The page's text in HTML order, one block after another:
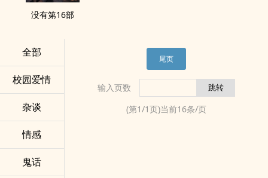
没有第16部
全部
校园爱情
杂谈
情感
鬼话
尾页
输入页数
(第1/1页)当前16条/页